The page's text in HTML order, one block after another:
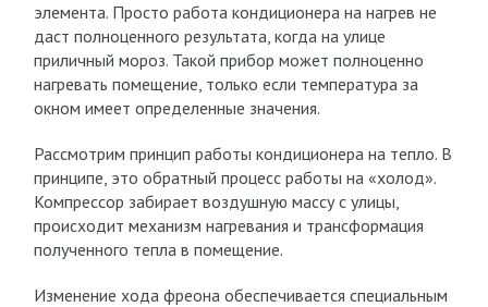
элемента. Просто работа кондиционера на нагрев не
даст полноценного результата, когда на улице
приличный мороз. Такой прибор может полноценно
нагревать помещение, только если температура за
окном имеет определенные значения.
Рассмотрим принцип работы кондиционера на тепло. В
принципе, это обратный процесс работы на «холод».
Компрессор забирает воздушную массу с улицы,
происходит механизм нагревания и трансформация
полученного тепла в помещение.
Изменение хода фреона обеспечивается специальным